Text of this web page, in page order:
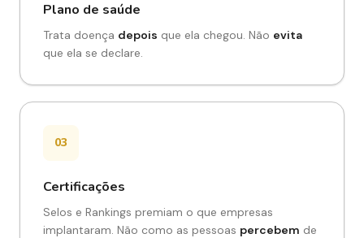
Plano de saúde
Trata doença depois que ela chegou. Não evita
que ela se declare.
03
Certificações
Selos e Rankings premiam o que empresas
implantaram. Não como as pessoas percebem de